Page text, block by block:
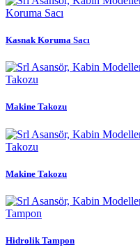
Kasnak Koruma Sacı
Makine Takozu
Makine Takozu
Hidrolik Tampon